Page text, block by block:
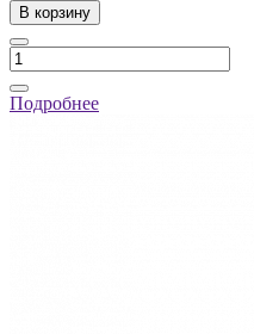
В корзину
Подробнее